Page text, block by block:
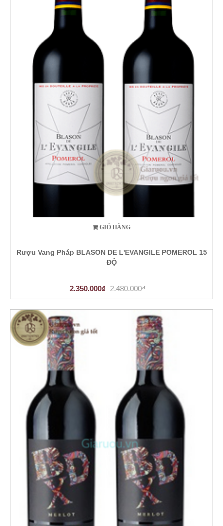
GIỎ HÀNG
Rượu Vang Pháp BLASON DE L'EVANGILE POMEROL 15
ĐỘ
2.350.000₫ 2.480.000₫